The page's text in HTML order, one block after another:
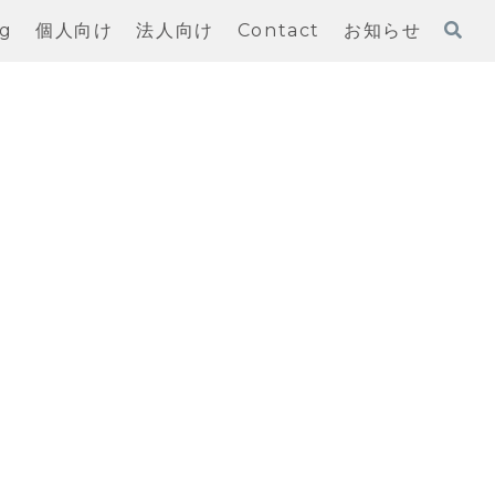
個人向け 法人向け Contact お知らせ